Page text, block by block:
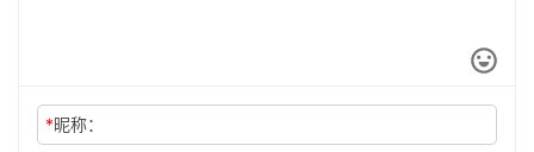
*昵称：